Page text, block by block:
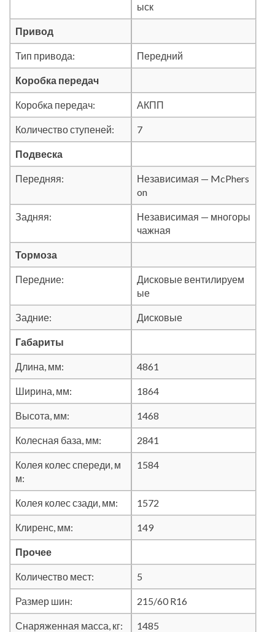
ыск
Привод
Тип привода: Передний
Коробка передач
Коробка передач: АКПП
Количество ступеней: 7
Подвеска
Передняя:
Независимая — McPhers
on
Задняя:
Независимая — многоры
чажная
Тормоза
Передние:
Дисковые вентилируем
ые
Задние: Дисковые
Габариты
Длина, мм: 4861
Ширина, мм: 1864
Высота, мм: 1468
Колесная база, мм: 2841
Колея колес спереди, м
м:
1584
Колея колес сзади, мм: 1572
Клиренс, мм: 149
Прочее
Количество мест: 5
Размер шин: 215/60 R16
Снаряженная масса, кг: 1485